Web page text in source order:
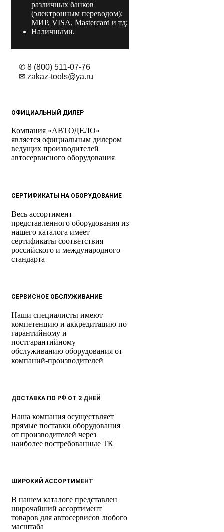
различных банков
(электронным переводом):
МИР, VISA, Mastercard и тд;
Наличными.
✆ 8 (800) 511-07-76
✉ zakaz-tools@ya.ru
ОФИЦИАЛЬНЫЙ ДИЛЕР
Компания «АВТОДЕЛО»
является официальным дилером
ведущих производителей
автосервисного оборудования
СЕРТИФИКАТЫ НА ОБОРУДОВАНИЕ
Весь ассортимент
представленного оборудования из
нашего каталога имеет
сертификаты соответствия
российского и международного
стандарта
СЕРВИСНОЕ ОБСЛУЖИВАНИЕ
Наши специалисты имеют
компетенцию и аккредитацию по
гарантийному и
постгарантийному
обслуживанию оборудования от
компаний-производителей
ДОСТАВКА ПО РФ ОТ 2 ДНЕЙ
Наша компания осуществляет
прямые поставки оборудования
от производителей через
наиболее востребованные ТК
ШИРОКИЙ АССОРТИМЕНТ
В нашем каталоге представлен
широчайший ассортимент
товаров для автосервисов любого
масштаба